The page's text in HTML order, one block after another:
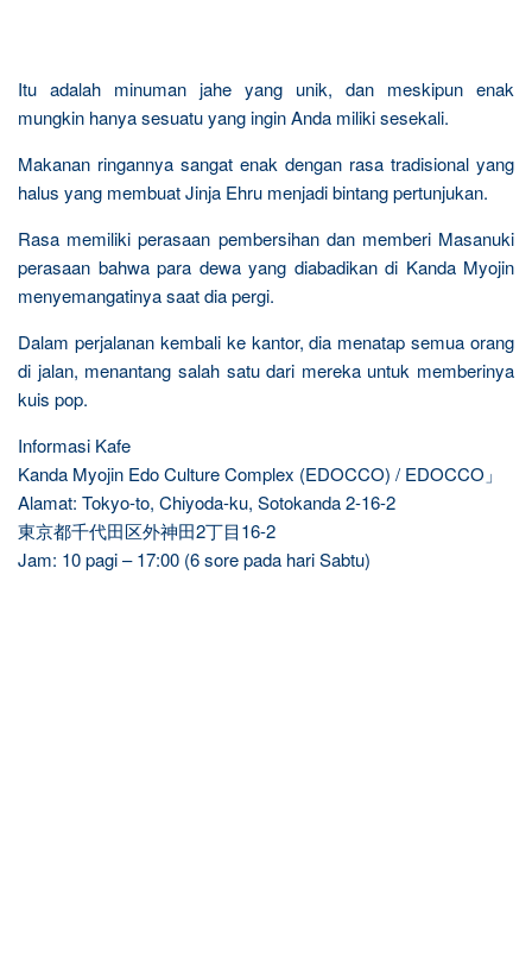
Itu adalah minuman jahe yang unik, dan meskipun enak
mungkin hanya sesuatu yang ingin Anda miliki sesekali.
Makanan ringannya sangat enak dengan rasa tradisional yang
halus yang membuat Jinja Ehru menjadi bintang pertunjukan.
Rasa memiliki perasaan pembersihan dan memberi Masanuki
perasaan bahwa para dewa yang diabadikan di Kanda Myojin
menyemangatinya saat dia pergi.
Dalam perjalanan kembali ke kantor, dia menatap semua orang
di jalan, menantang salah satu dari mereka untuk memberinya
kuis pop.
Informasi Kafe
Kanda Myojin Edo Culture Complex (EDOCCO) / EDOCCO」
Alamat: Tokyo-to, Chiyoda-ku, Sotokanda 2-16-2
東京都千代田区外神田2丁目16-2
Jam: 10 pagi – 17:00 (6 sore pada hari Sabtu)